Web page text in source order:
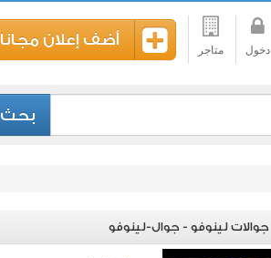
دخول متاجر
أضف إعلان مجانا
بحث
جوالات لينوفو - جوال-لينوفو